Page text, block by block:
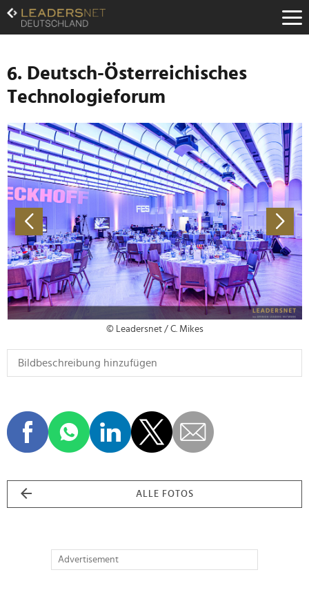
Zum
Inhalt
Zur
Navigation
Zur
Hauptnavigation
6. Deutsch-Österreichisches
Technologieforum
© Leadersnet / C. Mikes
ALLE FOTOS
Advertisement